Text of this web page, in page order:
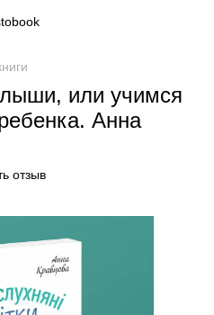
или учимся
Анна
отзыв